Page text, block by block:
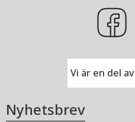
Vi är en del av
Nyhetsbrev